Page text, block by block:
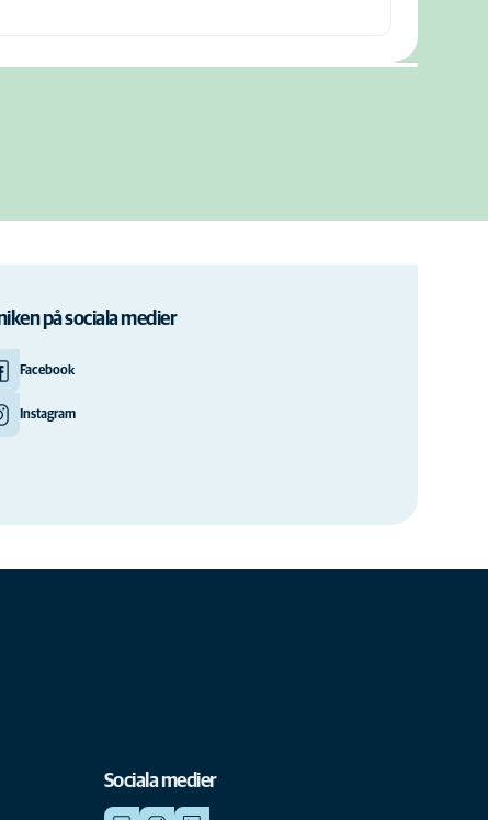
på sociala medier
Facebook
Instagram
Sociala medier